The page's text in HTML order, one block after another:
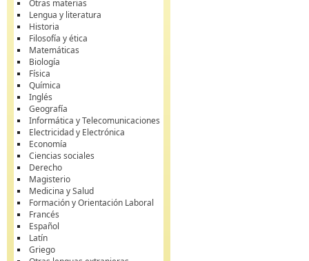
Otras materias
Lengua y literatura
Historia
Filosofía y ética
Matemáticas
Biología
Física
Química
Inglés
Geografía
Informática y Telecomunicaciones
Electricidad y Electrónica
Economía
Ciencias sociales
Derecho
Magisterio
Medicina y Salud
Formación y Orientación Laboral
Francés
Español
Latín
Griego